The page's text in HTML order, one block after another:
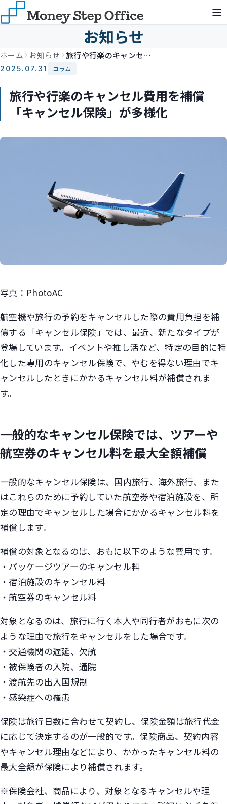
お知らせ
ホーム お知らせ 旅行や行楽のキャンセル費用を補償 「キャンセル保険」が多様化
2025.07.31 コラム
旅行や行楽のキャンセル費用を補償
「キャンセル保険」が多様化
写真：PhotoAC
航空機や旅行の予約をキャンセルした際の費用負担を補
償する「キャンセル保険」では、最近、新たなタイプが
登場しています。イベントや推し活など、特定の目的に特
化した専用のキャンセル保険で、やむを得ない理由でキ
ャンセルしたときにかかるキャンセル料が補償されま
す。
一般的なキャンセル保険では、ツアーや
航空券のキャンセル料を最大全額補償
一般的なキャンセル保険は、国内旅行、海外旅行、また
はこれらのために予約していた航空券や宿泊施設を、所
定の理由でキャンセルした場合にかかるキャンセル料を
補償します。
補償の対象となるのは、おもに以下のような費用です。
・パッケージツアーのキャンセル料
・宿泊施設のキャンセル料
・航空券のキャンセル料
対象となるのは、旅行に行く本人や同行者がおもに次の
ような理由で旅行をキャンセルをした場合です。
・交通機関の遅延、欠航
・被保険者の入院、通院
・渡航先の出入国規制
・感染症への罹患
保険は旅行日数に合わせて契約し、保険金額は旅行代金
に応じて決定するのが一般的です。保険商品、契約内容
やキャンセル理由などにより、かかったキャンセル料の
最大全額が保険により補償されます。
※保険会社、商品により、対象となるキャンセルや理